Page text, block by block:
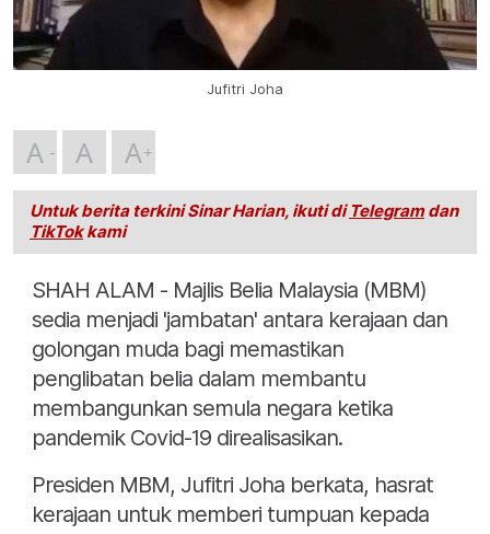
Jufitri Joha
A A A
Untuk berita terkini Sinar Harian, ikuti di Telegramdan
TikTokkami
SHAH ALAM - Majlis Belia Malaysia (MBM)
sedia menjadi 'jambatan' antara kerajaan dan
golongan muda bagi memastikan
penglibatan belia dalam membantu
membangunkan semula negara ketika
pandemik Covid-19 direalisasikan.
Presiden MBM, Jufitri Joha berkata, hasrat
kerajaan untuk memberi tumpuan kepada